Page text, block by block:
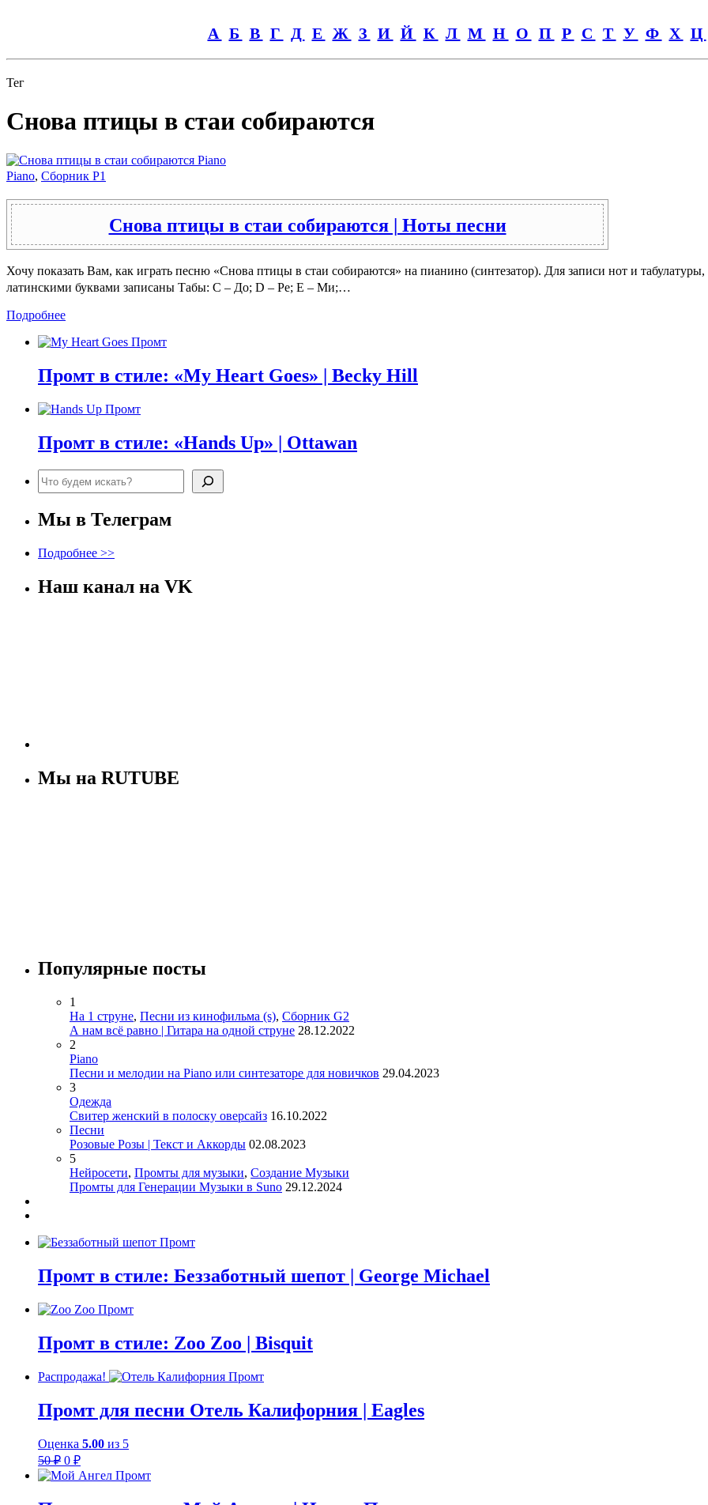
А Б В Г Д Е Ж З И Й К Л М Н О П Р С Т У Ф Х Ц
Тег
Снова птицы в стаи собираются
Piano, Сборник P1
Снова птицы в стаи собираются | Ноты песни
Хочу показать Вам, как играть песню «Снова птицы в стаи собираются» на пианино (синтезатор). Для записи нот и
латинскими буквами записаны Табы: C – До; D – Ре; E – Ми;…
Подробнее
Промт в стиле: «My Heart Goes» | Becky Hill
Промт в стиле: «Hands Up» | Ottawan
Поиск
Мы в Телеграм
Подробнее >>
Наш канал на VK
Мы на RUTUBE
Популярные посты
1
На 1 струне, Песни из кинофильма (s), Сборник G2
А нам всё равно | Гитара на одной струне 28.12.2022
2
Piano
Песни и мелодии на Piano или синтезаторе для новичков 29.04.2023
3
Одежда
Свитер женский в полоску оверсайз 16.10.2022
Песни
Розовые Розы | Текст и Аккорды 02.08.2023
5
Нейросети, Промты для музыки, Создание Музыки
Промты для Генерации Музыки в Suno 29.12.2024
Промт в стиле: Беззаботный шепот | George Michael
Промт в стиле: Zoo Zoo | Bisquit
Распродажа!
Промт для песни Отель Калифорния | Eagles
Оценка 5.00 из 5
50₽ Первоначальная
цена
составляла
0 ₽Текущая
цена: